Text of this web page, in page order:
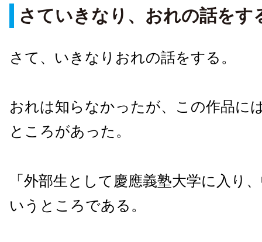
さていきなり、おれの話をす
さて、いきなりおれの話をする。
おれは知らなかったが、この作品に
ところがあった。
「外部生として慶應義塾大学に入り
いうところである。